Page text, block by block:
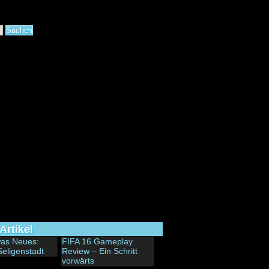
Neues:
FIFA 16 Gameplay
Review – Ein Schritt
vorwärts